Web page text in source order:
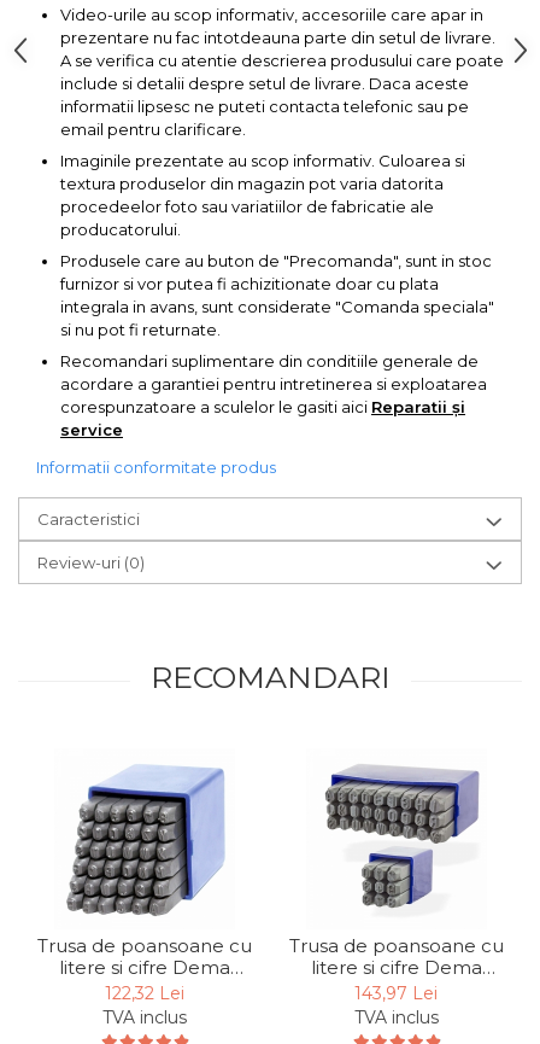
Suruburi si dibluri
Carlige de Ridicare
Dispozitive de Taiat si
Manipulat Sticla
lemn
Aeroterme si Ventilatoare
Bormasini & Masini de Gaurit
Compresoare Auto
Masini de Ascutit Burghie
Discuri Fierastrau Circular
Dispozitive de taiat polistiren
Polizoare drepte & accesorii
Purificatoare de aer
Video-urile au scop informativ, accesoriile care apar in
prezentare nu fac intotdeauna parte din setul de livrare.
A se verifica cu atentie descrierea produsului care poate
include si detalii despre setul de livrare. Daca aceste
informatii lipsesc ne puteti contacta telefonic sau pe
email pentru clarificare.
Imaginile prezentate au scop informativ. Culoarea si
textura produselor din magazin pot varia datorita
procedeelor foto sau variatiilor de fabricatie ale
producatorului.
Produsele care au buton de "Precomanda", sunt in stoc
furnizor si vor putea fi achizitionate doar cu plata
integrala in avans, sunt considerate "Comanda speciala"
si nu pot fi returnate.
Recomandari suplimentare din conditiile generale de
acordare a garantiei pentru intretinerea si exploatarea
corespunzatoare a sculelor le gasiti aici Reparatii și
service
Informatii conformitate produs
Caracteristici
Review-uri (0)
RECOMANDARI
Trusa de poansoane cu
litere si cifre Dema
18502, 4 mm, 36 piese
122,32 Lei
TVA inclus
Trusa de poansoane cu
litere si cifre Dema
18503, 6 mm, 36 piese
143,97 Lei
TVA inclus